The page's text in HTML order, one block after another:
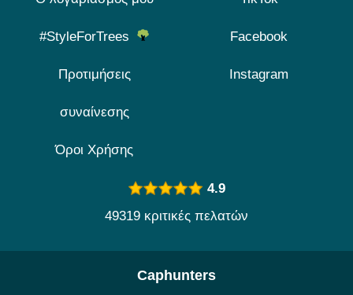
#StyleForTrees
Προτιμήσεις
συναίνεσης
Όροι Χρήσης
Facebook
Instagram
4.9
49319 κριτικές πελατών
Caphunters